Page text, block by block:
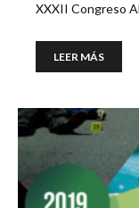
XXXII Congreso
LEER MÁS